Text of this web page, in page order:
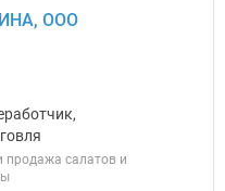
ООО
продажа салатов и